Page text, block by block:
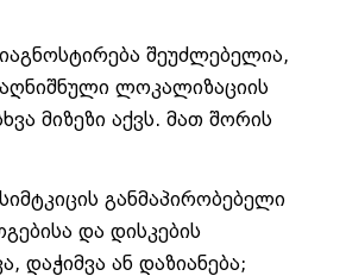
შეუძლებელია,
ლოკალიზაციის
მიზეზი აქვს. მათ შორის
განმაპირობებელი
და დისკების
დაჭიმვა ან დაზიანება;